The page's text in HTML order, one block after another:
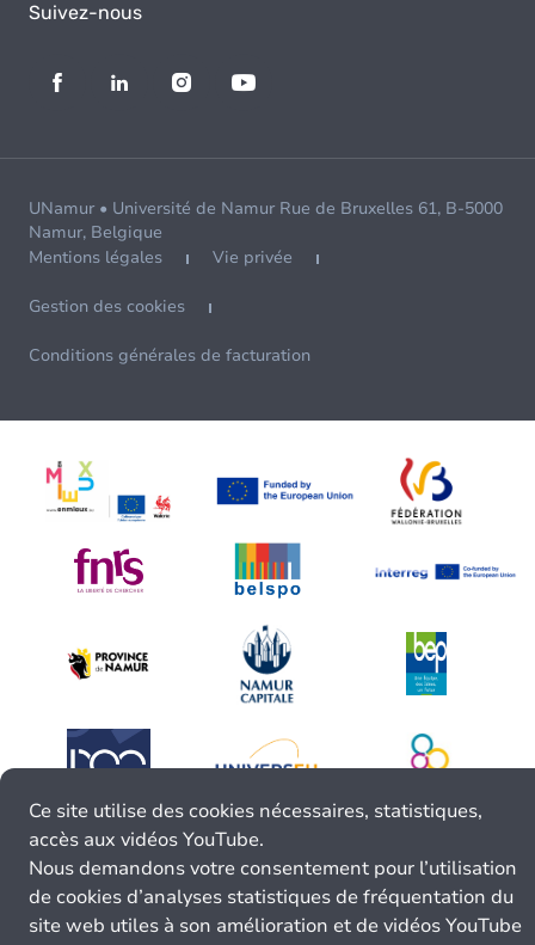
Suivez-nous
UNamur • Université de Namur Rue de Bruxelles 61, B-5000
Namur, Belgique
Mentions légales
Vie privée
Gestion des cookies
Conditions générales de facturation
Ce site utilise des cookies nécessaires, statistiques,
accès aux vidéos YouTube.
Nous demandons votre consentement pour l’utilisation
de cookies d’analyses statistiques de fréquentation du
site web utiles à son amélioration et de vidéos YouTube